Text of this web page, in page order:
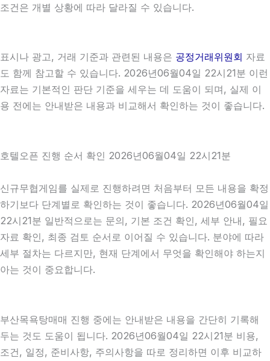
조건은 개별 상황에 따라 달라질 수 있습니다.
표시나 광고, 거래 기준과 관련된 내용은 공정거래위원회 자료
도 함께 참고할 수 있습니다. 2026년06월04일 22시21분 이런
자료는 기본적인 판단 기준을 세우는 데 도움이 되며, 실제 이
용 전에는 안내받은 내용과 비교해서 확인하는 것이 좋습니다.
호텔오픈 진행 순서 확인 2026년06월04일 22시21분
신규무협게임를 실제로 진행하려면 처음부터 모든 내용을 확정
하기보다 단계별로 확인하는 것이 좋습니다. 2026년06월04일
22시21분 일반적으로는 문의, 기본 조건 확인, 세부 안내, 필요
자료 확인, 최종 검토 순서로 이어질 수 있습니다. 분야에 따라
세부 절차는 다르지만, 현재 단계에서 무엇을 확인해야 하는지
아는 것이 중요합니다.
부산목욕탕매매 진행 중에는 안내받은 내용을 간단히 기록해
두는 것도 도움이 됩니다. 2026년06월04일 22시21분 비용,
조건, 일정, 준비사항, 주의사항을 따로 정리하면 이후 비교하